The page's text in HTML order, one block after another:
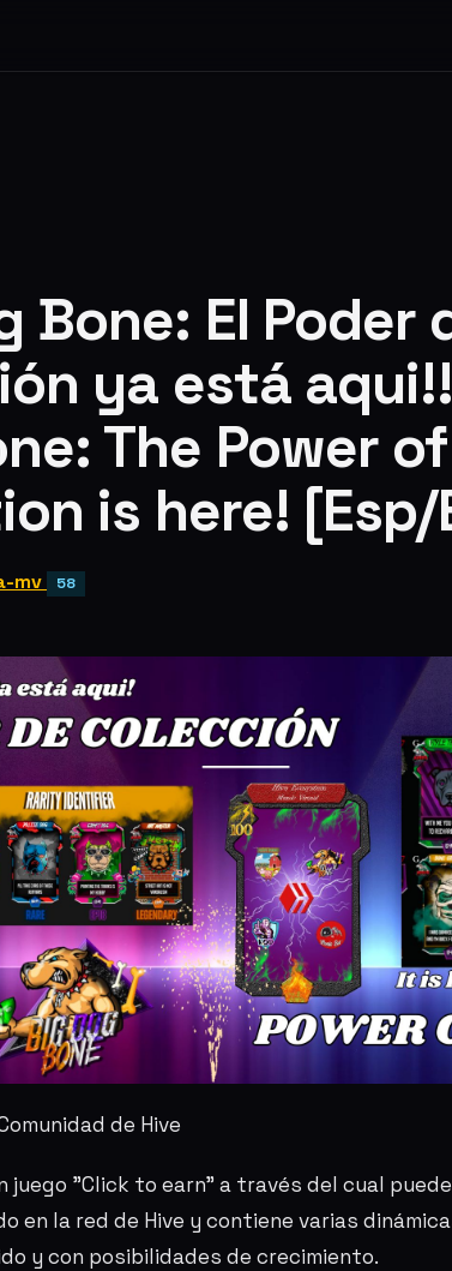
Bone: El Poder
ya está
The Power of
is here! [Esp/
mv 58
de Hive
juego "Click to earn" a través del cual
en la red de Hive y contiene varias
y con posibilidades de crecimiento.